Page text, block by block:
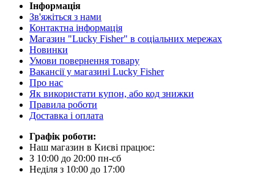
Інформація
Зв'яжіться з нами
Контактна інформація
Магазин "Lucky Fisher" в соціальних мережах
Новинки
Умови повернення товару
Вакансії у магазині Lucky Fisher
Про нас
Як використати купон, або код знижки
Правила роботи
Доставка і оплата
Графік роботи:
Наш магазин в Києві працює:
З 10:00 до 20:00 пн-сб
Неділя з 10:00 до 17:00